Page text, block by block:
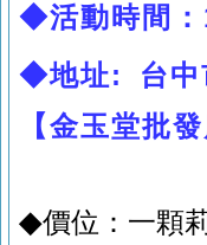
◆活動時間：
◆地址: 台中
【金玉堂批
◆價位：一顆